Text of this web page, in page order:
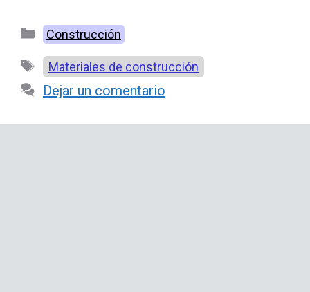
Categorías
Construcción
Etiquetas
Materiales de construcción
Dejar un comentario